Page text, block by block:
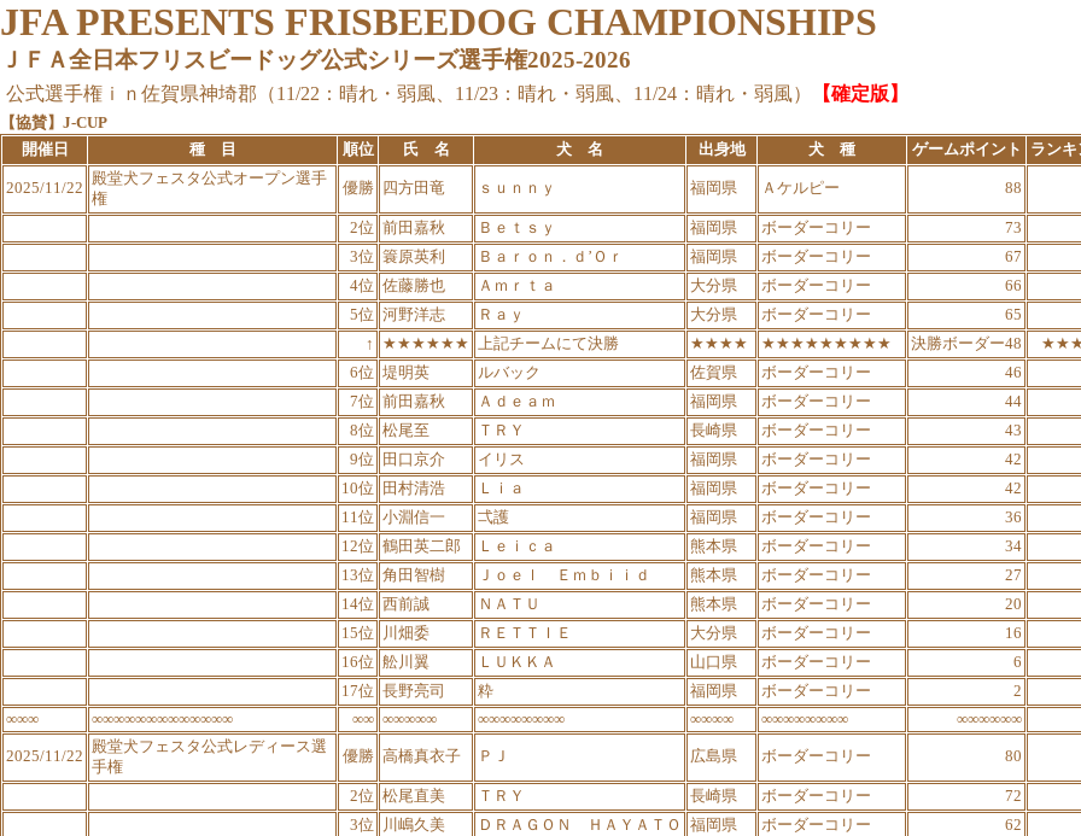
JFA PRESENTS FRISBEEDOG CHAMPIONSHIPS
ＪＦＡ全日本フリスビードッグ公式シリーズ選手権2025-2026
公式選手権ｉｎ佐賀県神埼郡（11/22：晴れ・弱風、11/23：晴れ・弱風、11/24：晴れ・弱風） 【確定版】
【協賛】J-CUP
開催日
種 目 順位 氏 名 犬 名 出身地 犬 種 ゲームポイント ランキ
2025/11/22
殿堂犬フェスタ公式オープン選手
権
優勝 四方田竜 ｓｕｎｎｙ 福岡県 Ａケルピー 88
2位 前田嘉秋 Ｂｅｔｓｙ 福岡県 ボーダーコリー 73
3位 簑原英利 Ｂａｒｏｎ．ｄ’Ｏｒ 福岡県 ボーダーコリー 67
4位 佐藤勝也 Ａｍｒｔａ 大分県 ボーダーコリー 66
5位 河野洋志 Ｒａｙ 大分県 ボーダーコリー 65
↑
★★★★★★ 上記チームにて決勝 ★★★★ ★★★★★★★★★ 決勝ボーダー48
6位 堤明英 ルバック 佐賀県 ボーダーコリー 46
7位 前田嘉秋 Ａｄｅａｍ 福岡県 ボーダーコリー 44
8位 松尾至 ＴＲＹ 長崎県 ボーダーコリー 43
9位
田口京介 イリス 福岡県 ボーダーコリー 42
10位
田村清浩 Ｌｉａ 福岡県 ボーダーコリー 42
11位 小淵信一 弌護 福岡県 ボーダーコリー 36
12位 鶴田英二郎 Ｌｅｉｃａ 熊本県 ボーダーコリー 34
13位 角田智樹 Ｊｏｅｌ Ｅｍｂｉｉｄ 熊本県 ボーダーコリー 27
14位
西前誠 ＮＡＴＵ 熊本県 ボーダーコリー 20
15位
川畑委 ＲＥＴＴＩＥ 大分県 ボーダーコリー 16
16位 舩川翼 ＬＵＫＫＡ 山口県 ボーダーコリー 6
17位 長野亮司 粋 福岡県 ボーダーコリー 2
∞∞∞
∞∞∞∞∞∞∞∞∞∞∞∞∞ ∞∞ ∞∞∞∞∞ ∞∞∞∞∞∞∞∞ ∞∞∞∞ ∞∞∞∞∞∞∞∞ ∞∞∞∞∞∞
2025/11/22
殿堂犬フェスタ公式レディース選
手権
優勝 高橋真衣子 ＰＪ 広島県 ボーダーコリー 80
2位 松尾直美 ＴＲＹ 長崎県 ボーダーコリー 72
3位
川嶋久美 ＤＲＡＧＯＮ ＨＡＹＡＴＯ 福岡県 ボーダーコリー 62